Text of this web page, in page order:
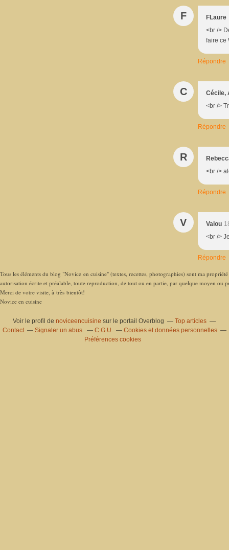
F FLaure
<br />
faire ce
Répondre
C
Cécile,
<br />
Répondre
R
<br />
Répondre
V Valou
<br />
Répondre
Tous les éléments du blog "Novice en cuisine" (textes, recettes, photographies) sont ma
autorisation écrite et préalable, toute reproduction, de tout ou en partie, par quelque moyen ou
Merci de votre visite, à très bientôt!
Novice en cuisine
Voir le profil denoviceencuisine sur le portail Overblog
Top articles
Contact
Signaler un abus C.G.U.
Cookies et données personnelles
Préférences cookies